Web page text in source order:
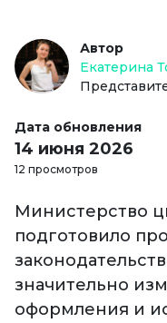
Автор
Екатерина
Дата обновления
14 июня 2026
12 просмотров
Министерство
подготовило
значительно
оформления и